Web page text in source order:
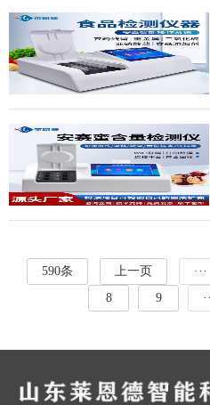
590条 上一页 ···
8
9